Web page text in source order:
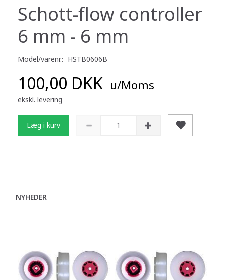
Schott-flow controller
6 mm - 6 mm
Model/varenr.: HSTB0606B
100,00 DKK u/Moms
ekskl. levering
Læg i kurv
NYHEDER